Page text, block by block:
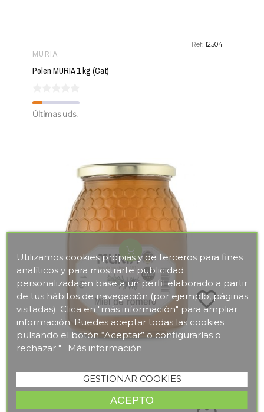
Utilizamos cookies propias y de terceros para fines
analíticos y para mostrarte publicidad
personalizada en base a un perfil elaborado a partir
de tus hábitos de navegación (por ejemplo, páginas
visitadas). Clica en "más información" para ampliar
información. Puedes aceptar todas las cookies
pulsando el botón “Aceptar” o configurarlas o
rechazar "
Más información
GESTIONAR COOKIES
ACEPTO
Ref:12504
MURIA
Polen MURIA 1 kg (Cat)
Últimas uds.
favorite_border